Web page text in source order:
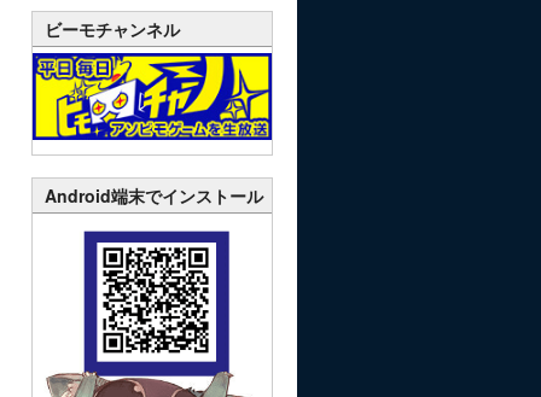
ビーモチャンネル
Android端末でインストール